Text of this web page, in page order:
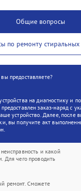
Общие вопросы
по ремонту
предоставляете?
на диагностику и
заказ-наряд с
устройство. Далее, после
вы получите акт
и какой
Для чего проводить
ремонт. Сможете